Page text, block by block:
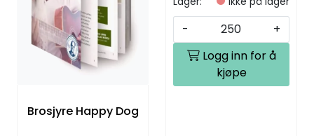
Brosjyre Happy Dog
-
+
Logg inn for å
kjøpe